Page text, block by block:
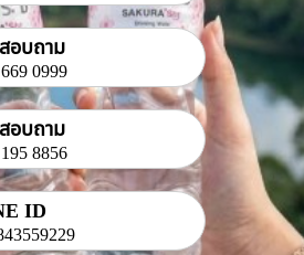
อบถาม
0999
อบถาม
8856
ID